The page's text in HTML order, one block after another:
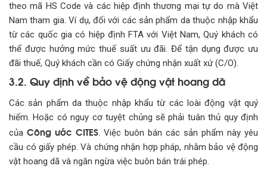
theo mã HS Code và các hiệp định thương mại tự do mà Việt
Nam tham gia. Ví dụ, đối với các sản phẩm da thuộc nhập khẩu
từ các quốc gia có hiệp định FTA với Việt Nam, Quý khách có
thể được hưởng mức thuế suất ưu đãi. Để tận dụng được ưu
đãi thuế, Quý khách cần có Giấy chứng nhận xuất xứ (C/O).
3.2. Quy định về bảo vệ động vật hoang dã
Các sản phẩm da thuộc nhập khẩu từ các loài động vật quý
hiếm. Hoặc có nguy cơ tuyệt chủng sẽ phải tuân thủ quy định
của Công ước CITES . Việc buôn bán các sản phẩm này yêu
cầu có giấy phép. Và chứng nhận hợp pháp, nhằm bảo vệ động
vật hoang dã và ngăn ngừa việc buôn bán trái phép.